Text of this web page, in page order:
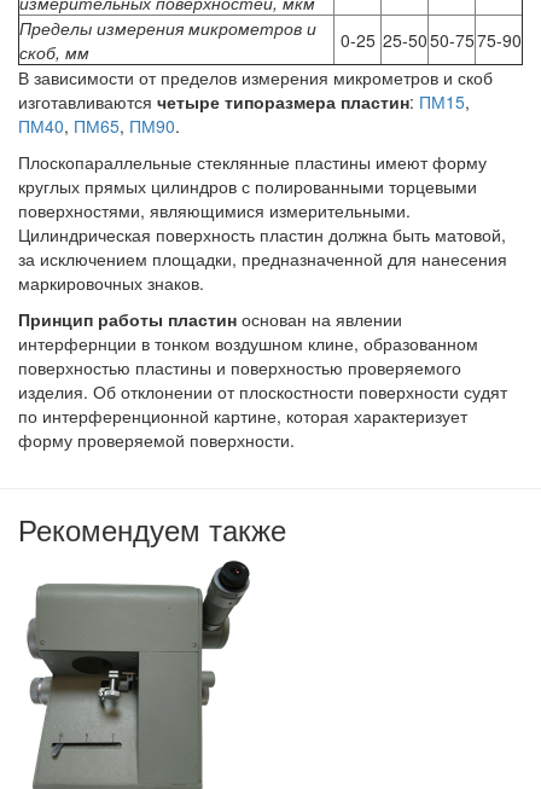
Пределы измерения микрометров и
скоб, мм
0-25 25-5050-7575-90
В зависимости от пределов измерения микрометров и скоб
изготавливаются четыре типоразмера пластин: ПМ15,
ПМ40, ПМ65, ПМ90.
Плоскопараллельные стеклянные пластины имеют форму
круглых прямых цилиндров с полированными торцевыми
поверхностями, являющимися измерительными.
Цилиндрическая поверхность пластин должна быть матовой,
за исключением площадки, предназначенной для нанесения
маркировочных знаков.
Принцип работы пластин основан на явлении
интерфернции в тонком воздушном клине, образованном
поверхностью пластины и поверхностью проверяемого
изделия. Об отклонении от плоскостности поверхности судят
по интерференционной картине, которая характеризует
форму проверяемой поверхности.
Рекомендуем также